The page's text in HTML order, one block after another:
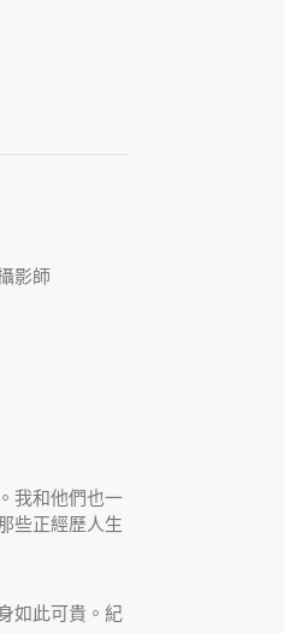
我和他們也一
些正經歷人生
如此可貴。紀